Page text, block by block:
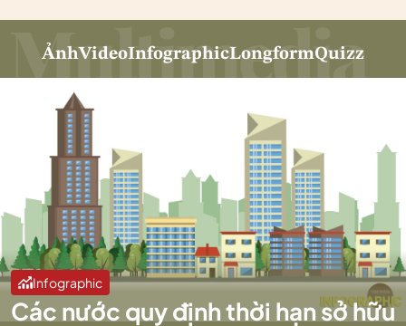
ẢnhVideoInfographicLongformQuizz
Infographic
Các nước quy định thời hạn sở hữu